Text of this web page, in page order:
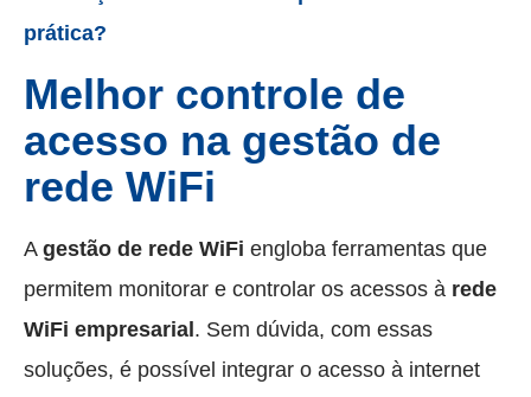
prática?
Melhor controle de
acesso na gestão de
rede WiFi
A gestão de rede WiFi engloba ferramentas que
permitem monitorar e controlar os acessos à rede
WiFi empresarial. Sem dúvida, com essas
soluções, é possível integrar o acesso à internet